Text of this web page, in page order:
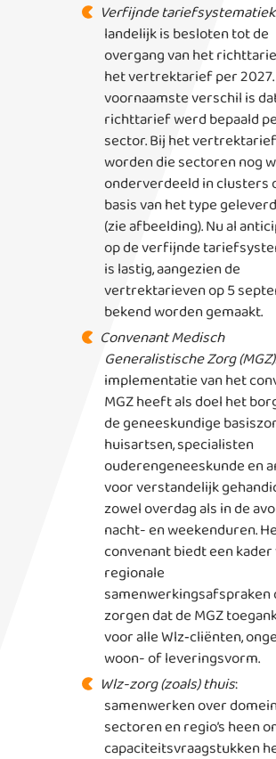
Verfijnde tariefsystematiek
landelijk is besloten tot de
overgang van het
het vertrektarief per
voornaamste verschil is
richttarief werd bepaald
sector. Bij het vertrektarief
worden die sectoren nog
onderverdeeld in clusters
basis van het type
(zie afbeelding). Nu al
op de verfijnde
is lastig, aangezien de
vertrektarieven op 5
bekend worden gemaakt.
Convenant Medisch
Generalistische Zorg (MGZ)
implementatie van het
MGZ heeft als doel het
de geneeskundige
huisartsen, specialisten
ouderengeneeskunde en
voor verstandelijk
zowel overdag als in de
nacht- en weekenduren.
convenant biedt een
regionale
samenwerkingsafspraken
zorgen dat de MGZ
voor alle Wlz‑cliënten,
woon- of leveringsvorm.
Wlz-zorg (zoals) thuis:
samenwerken over
sectoren en regio’s heen
capaciteitsvraagstukken